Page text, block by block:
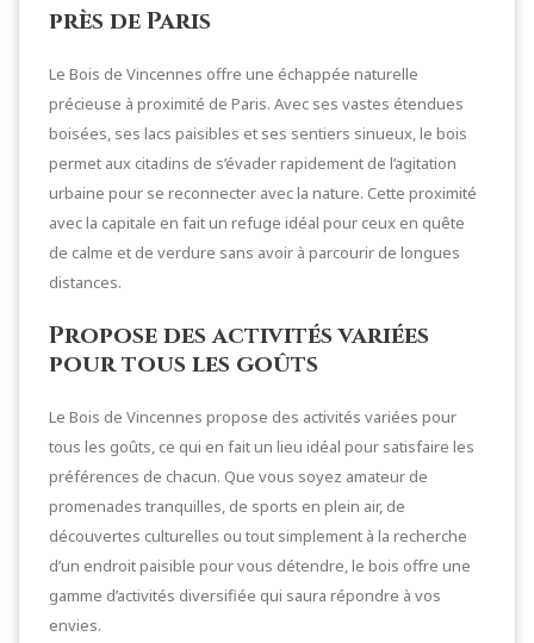
près de Paris
Le Bois de Vincennes offre une échappée naturelle
précieuse à proximité de Paris. Avec ses vastes étendues
boisées, ses lacs paisibles et ses sentiers sinueux, le bois
permet aux citadins de s’évader rapidement de l’agitation
urbaine pour se reconnecter avec la nature. Cette proximité
avec la capitale en fait un refuge idéal pour ceux en quête
de calme et de verdure sans avoir à parcourir de longues
distances.
Propose des activités variées
pour tous les goûts
Le Bois de Vincennes propose des activités variées pour
tous les goûts, ce qui en fait un lieu idéal pour satisfaire les
préférences de chacun. Que vous soyez amateur de
promenades tranquilles, de sports en plein air, de
découvertes culturelles ou tout simplement à la recherche
d’un endroit paisible pour vous détendre, le bois offre une
gamme d’activités diversifiée qui saura répondre à vos
envies.